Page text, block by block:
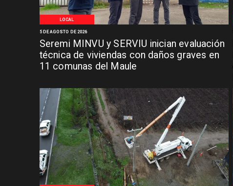
LOCAL
Seremi MINVU y SERVIU inician evaluación
técnica de viviendas con daños graves en
11 comunas del Maule
5 DE AGOSTO DE 2026